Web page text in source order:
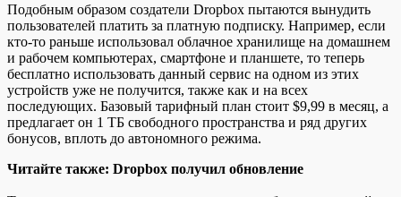
Подобным образом создатели Dropbox пытаются вынудить
пользователей платить за платную подписку. Например, если
кто-то раньше использовал облачное хранилище на домашнем
и рабочем компьютерах, смартфоне и планшете, то теперь
бесплатно использовать данный сервис на одном из этих
устройств уже не получится, также как и на всех
последующих. Базовый тарифный план стоит $9,99 в месяц, а
предлагает он 1 ТБ свободного пространства и ряд других
бонусов, вплоть до автономного режима.
Читайте также: Dropbox получил обновление